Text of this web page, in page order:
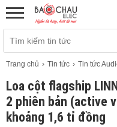
Trang chủ Tin tức Tin tức
Loa cột flagship
2 phiên bản (active
khoảng 1,6 tỉ đồng